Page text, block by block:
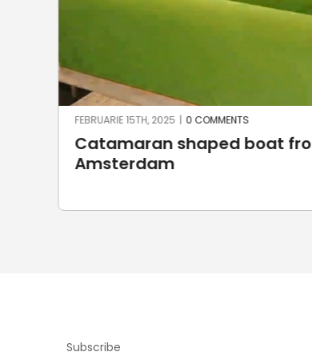
Catamaran shaped boat from
Amsterdam
FEBRUARIE 15TH, 2025 | 0 COMMENTS
Subscribe